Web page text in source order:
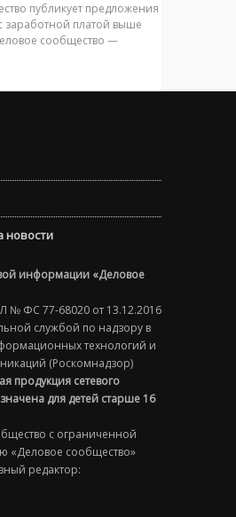
публикует предложения
заработной платой выше
сообщество —
новости
информации «Деловое
№ ФС 77-68020 от 13.12.2016
службой по надзору в
технологий и
(Роскомнадзор)
продукция сетевого
для детей старше 16
с ограниченной
«Деловое сообщество»
редактор: